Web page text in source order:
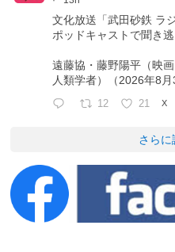
文化放送「武田砂鉄 ラ
ポッドキャストで聞き
遠藤協・藤野陽平（映
人類学者）（2026年8月
12 21 X
さらに